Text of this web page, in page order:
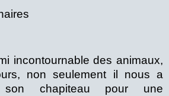
incontournable des animaux,
non seulement il nous a
chapiteau pour une